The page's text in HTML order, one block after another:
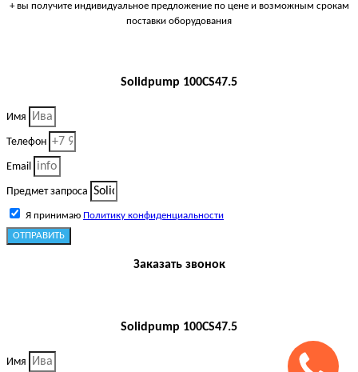
+ вы получите индивидуальное предложение по цене и возможным срокам
поставки оборудования
Solidpump 100CS47.5
Имя
Телефон
Email
Предмет запроса
Я принимаю Политику конфиденциальности
ОТПРАВИТЬ
Заказать звонок
Solidpump 100CS47.5
Имя